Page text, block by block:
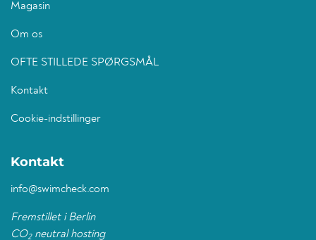
Magasin
Om os
OFTE STILLEDE SPØRGSMÅL
Kontakt
Cookie-indstillinger
Kontakt
info@swimcheck.com
Fremstillet i Berlin
CO2neutral hosting